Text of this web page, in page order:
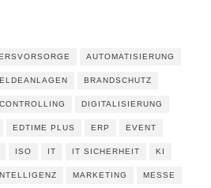
AUTOMATISIERUNG
BRANDSCHUTZ
CONTROLLING DIGITALISIERUNG
EDTIME PLUS ERP EVENT
ISO IT IT SICHERHEIT KI
MARKETING MESSE